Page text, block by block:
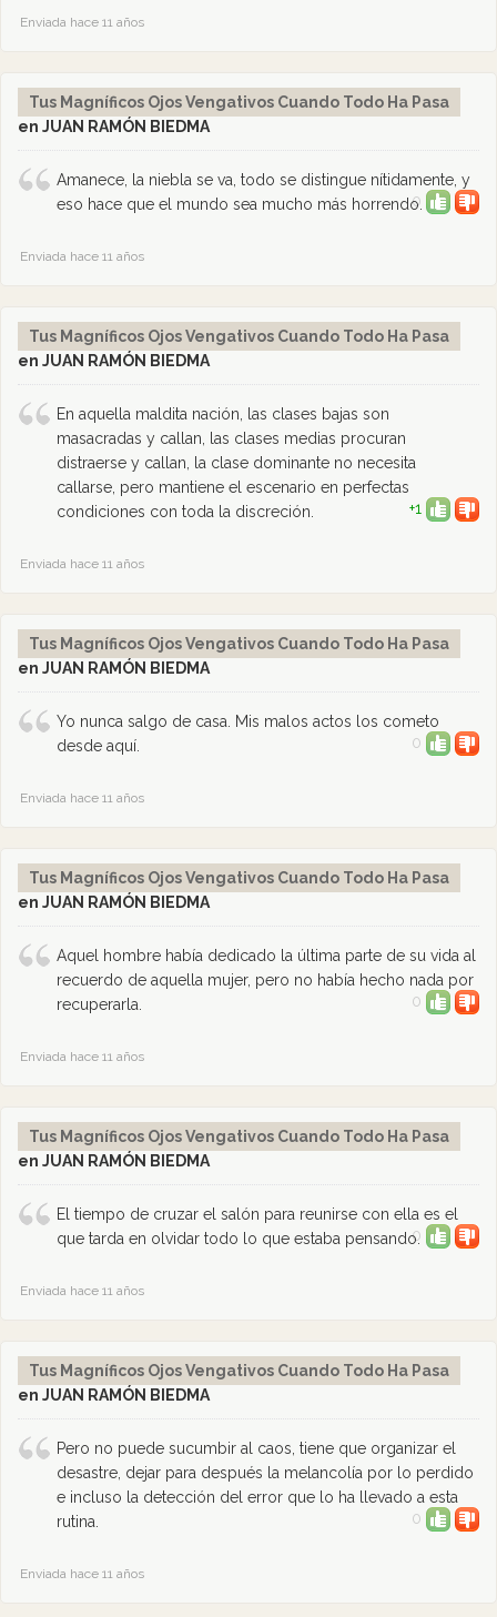
Enviada hace 11 años
Tus Magníficos Ojos Vengativos Cuando Todo Ha Pasa
en JUAN RAMÓN BIEDMA
Amanece, la niebla se va, todo se distingue nítidamente, y
eso hace que el mundo sea mucho más horrendo.
0
Enviada hace 11 años
Tus Magníficos Ojos Vengativos Cuando Todo Ha Pasa
en JUAN RAMÓN BIEDMA
En aquella maldita nación, las clases bajas son
masacradas y callan, las clases medias procuran
distraerse y callan, la clase dominante no necesita
callarse, pero mantiene el escenario en perfectas
condiciones con toda la discreción.
+1
Enviada hace 11 años
Tus Magníficos Ojos Vengativos Cuando Todo Ha Pasa
en JUAN RAMÓN BIEDMA
Yo nunca salgo de casa. Mis malos actos los cometo
desde aquí.
0
Enviada hace 11 años
Tus Magníficos Ojos Vengativos Cuando Todo Ha Pasa
en JUAN RAMÓN BIEDMA
Aquel hombre había dedicado la última parte de su vida al
recuerdo de aquella mujer, pero no había hecho nada por
recuperarla.
0
Enviada hace 11 años
Tus Magníficos Ojos Vengativos Cuando Todo Ha Pasa
en JUAN RAMÓN BIEDMA
El tiempo de cruzar el salón para reunirse con ella es el
que tarda en olvidar todo lo que estaba pensando.
0
Enviada hace 11 años
Tus Magníficos Ojos Vengativos Cuando Todo Ha Pasa
en JUAN RAMÓN BIEDMA
Pero no puede sucumbir al caos, tiene que organizar el
desastre, dejar para después la melancolía por lo perdido
e incluso la detección del error que lo ha llevado a esta
rutina.
0
Enviada hace 11 años